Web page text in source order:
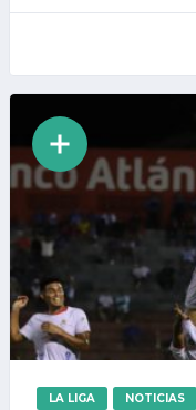
LA LIGA NOTICIAS